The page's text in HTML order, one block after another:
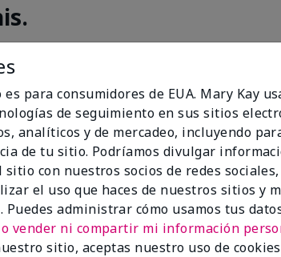
Lotion
smelled so perfumey that it smelled nothing
had to return. I would recommend to a friend
1 1 Marcar esta opinión
es para consumidores de EUA. Mary Kay
de seguimiento en sus sitios
analíticos y de mercadeo, incluyendo
de tu sitio. Podríamos divulgar
sitio con nuestros socios de redes
el uso que haces de nuestros sitios y
Puedes administrar cómo usamos tus
vender ni compartir mi información
sitio, aceptas nuestro uso de